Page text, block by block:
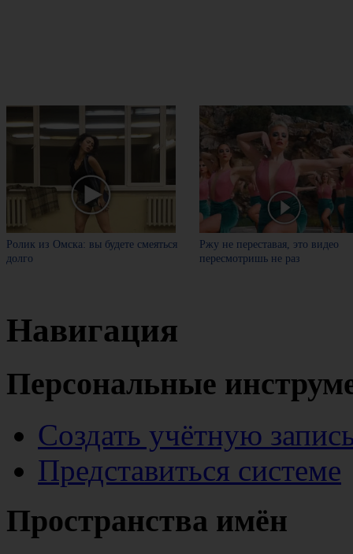
Ролик из Омска: вы будете смеяться
долго
Ржу не переставая, это видео
пересмотришь не раз
Навигация
Персональные
Создать учётную
Представиться системе
Пространства имён